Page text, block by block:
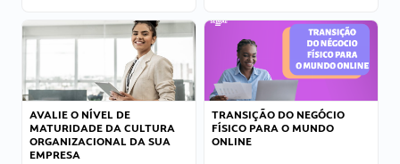
AVALIE O NÍVEL DE
MATURIDADE DA CULTURA
ORGANIZACIONAL DA SUA
EMPRESA
TRANSIÇÃO DO NEGÓCIO
FÍSICO PARA O MUNDO
ONLINE